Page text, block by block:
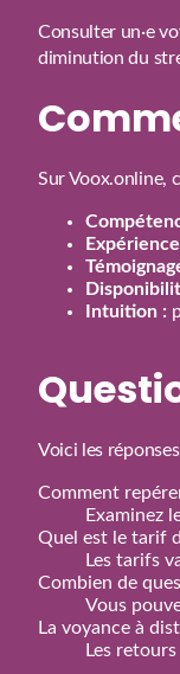
Consulter un·e
diminution du
Sur Voox.online,
Intuition :
Voici les
Comment
Examinez
Quel est le tarif
Les tarifs
Combien de
Vous
La voyance à
Les